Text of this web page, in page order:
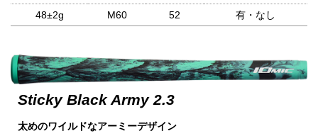
48±2g
M60 52 有・なし
Sticky Black Army 2.3
太めのワイルドなアーミーデザイン